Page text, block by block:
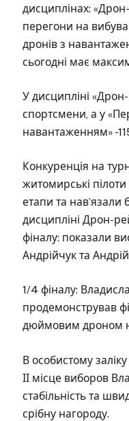
дисциплінах:
перегони на
дронів з
сьогодні має
У дисципліні
спортсмени, а у
навантаженням» -
Конкуренція на
житомирські
етапи та нав’язали
дисципліні Дрон-
фіналу: показали
Андрійчук та
1/4 фіналу:
продемонстрував
дюймовим дроном
В особистому
ІІ місце виборов
стабільність та
срібну нагороду.